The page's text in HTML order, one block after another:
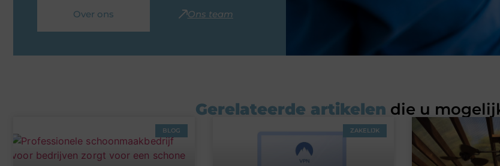
Over ons Ons team
Gerelateerde artikelen die u
BLOG ZAKELIJK